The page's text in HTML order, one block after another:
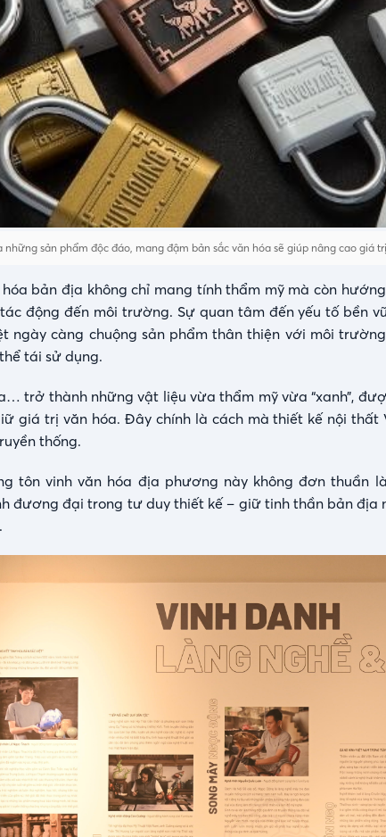
những sản phẩm độc đáo, mang đậm bản sắc văn hóa sẽ giúp nâng cao giá
bản địa không chỉ mang tính thẩm mỹ mà còn
động đến môi trường. Sự quan tâm đến yếu tố bền
ngày càng chuộng sản phẩm thân thiện với môi
tái sử dụng.
trở thành những vật liệu vừa thẩm mỹ vừa “xanh”,
giá trị văn hóa. Đây chính là cách mà thiết kế nội
thống.
tôn vinh văn hóa địa phương này không đơn thuần là
đương đại trong tư duy thiết kế – giữ tinh thần bản địa